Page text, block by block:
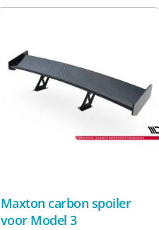
Maxton carbon spoiler
voor Model 3